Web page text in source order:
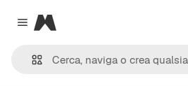
Close menu
Magnific